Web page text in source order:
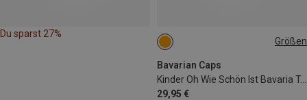
Du sparst 27%
Größen
Bavarian Caps
Kinder Oh Wie Schön Ist Bavaria T-Shirt
29,95 €
104|98
122|128
134|146
152|164